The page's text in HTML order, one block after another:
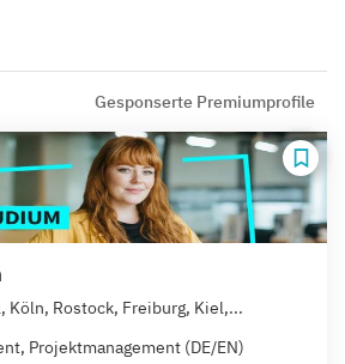
Gesponserte Premiumprofile
Köln, Rostock, Freiburg, Kiel,...
Projektmanagement (DE/EN)